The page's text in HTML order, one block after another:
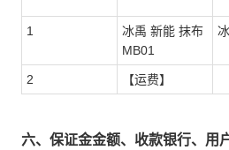
1
冰禹 新能 抹布
MB01
2 【运费】
六、保证金金额、收款银行、用